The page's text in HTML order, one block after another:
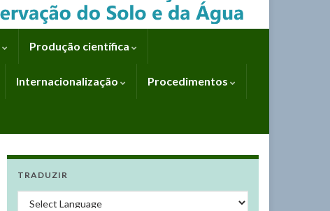
Produção científica
Internacionalização Procedimentos
TRADUZIR